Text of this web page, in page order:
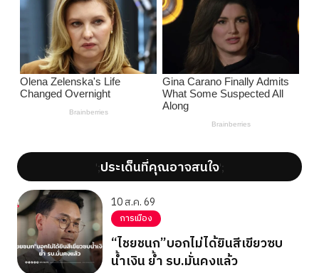
';ประเด็นที่คุณอาจสนใจ';
10 ส.ค. 69
การเมือง
“ไชยชนก”บอกไม่ได้ยินสีเขียวซบ
น้ำเงิน ย้ำ รบ.มั่นคงแล้ว